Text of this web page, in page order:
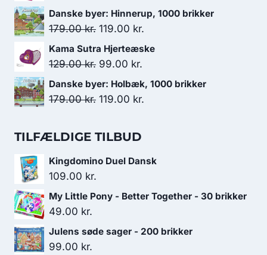
179.00 kr..119.00 kr..
oprindelige
pris
119.00 kr..
aktuelle
pris
Danske byer: Hinnerup, 1000 brikker
179.00kr. Den
oprindelige
pris
179.00 kr..
119.00 kr.
aktuelle
119.00 kr..
Kama Sutra Hjerteæske
129.00kr. Den
oprindelige
pris
99.00 kr.
aktuelle
Danske byer: Holbæk, 1000 brikker
179.00kr. Den
pris
179.00 kr..
119.00 kr.
119.00 kr..
TILFÆLDIGE TILBUD
Kingdomino Duel Dansk
109.00 kr.
My Little Pony - Better Together - 30 brikker
49.00 kr.
Julens søde sager - 200 brikker
99.00 kr.